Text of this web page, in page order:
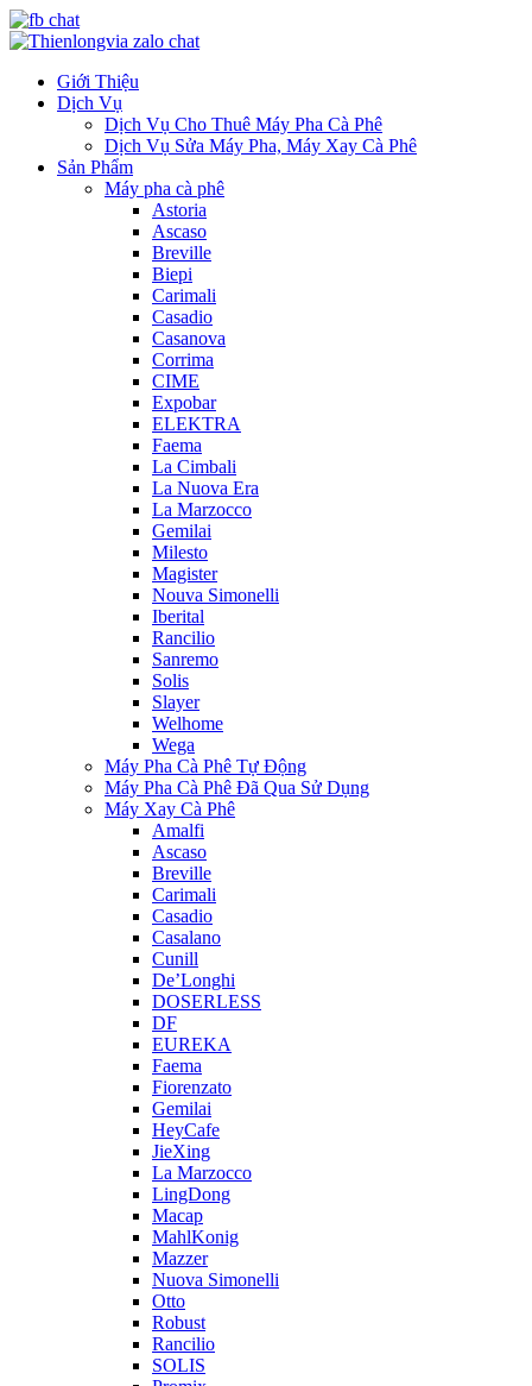
Giới Thiệu
Dịch Vụ
Dịch Vụ Cho Thuê Máy Pha Cà Phê
Dịch Vụ Sửa Máy Pha, Máy Xay Cà Phê
Sản Phẩm
Máy pha cà phê
Astoria
Ascaso
Breville
Biepi
Carimali
Casadio
Casanova
Corrima
CIME
Expobar
ELEKTRA
Faema
La Cimbali
La Nuova Era
La Marzocco
Gemilai
Milesto
Magister
Nouva Simonelli
Iberital
Rancilio
Sanremo
Solis
Slayer
Welhome
Wega
Máy Pha Cà Phê Tự Động
Máy Pha Cà Phê Đã Qua Sử Dụng
Máy Xay Cà Phê
Amalfi
Ascaso
Breville
Carimali
Casadio
Casalano
Cunill
De’Longhi
DOSERLESS
DF
EUREKA
Faema
Fiorenzato
Gemilai
HeyCafe
JieXing
La Marzocco
LingDong
Macap
MahlKonig
Mazzer
Nuova Simonelli
Otto
Robust
Rancilio
SOLIS